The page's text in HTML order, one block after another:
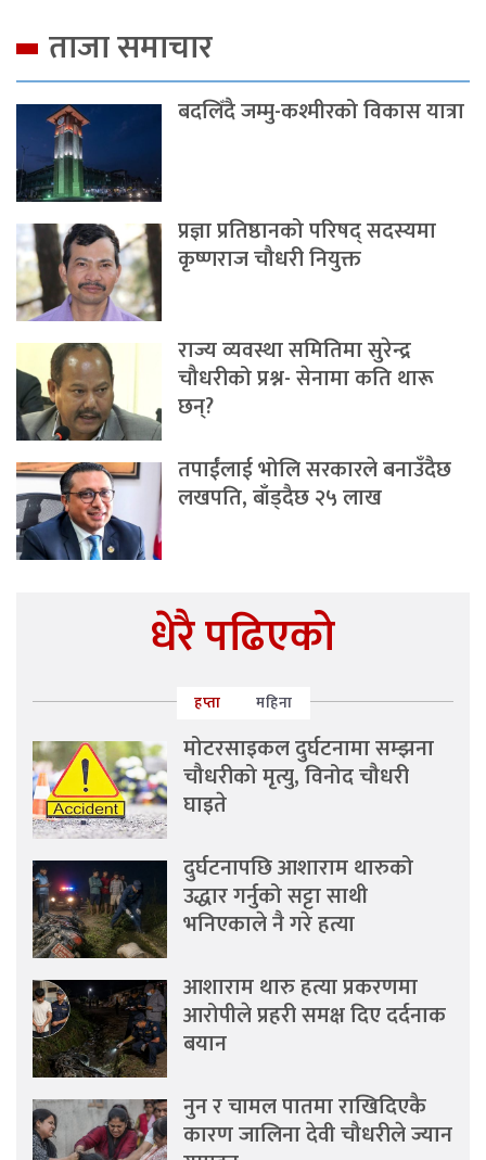
ताजा समाचार
बदलिँदै जम्मु-कश्मीरको विकास यात्रा
प्रज्ञा प्रतिष्ठानको परिषद् सदस्यमा
कृष्णराज चौधरी नियुक्त
राज्य व्यवस्था समितिमा सुरेन्द्र
चौधरीको प्रश्न- सेनामा कति थारू
छन्?
तपाईंलाई भोलि सरकारले बनाउँदैछ
लखपति, बाँड्दैछ २५ लाख
धेरै पढिएको
हप्ता महिना
मोटरसाइकल दुर्घटनामा सम्झना
चौधरीको मृत्यु, विनोद चौधरी
घाइते
दुर्घटनापछि आशाराम थारुको
उद्धार गर्नुको सट्टा साथी
भनिएकाले नै गरे हत्या
आशाराम थारु हत्या प्रकरणमा
आरोपीले प्रहरी समक्ष दिए दर्दनाक
बयान
नुन र चामल पातमा राखिदिएकै
कारण जालिना देवी चौधरीले ज्यान